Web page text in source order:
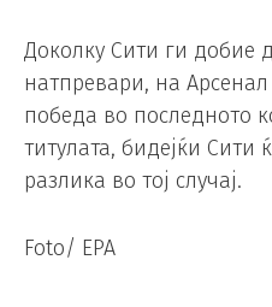
Доколку Сити ги добие
натпревари, на
победа во последното
титулата, бидејќи
разлика во тој случај.
Foto/ EPA